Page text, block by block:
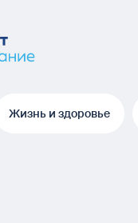
Жизнь и здоровье